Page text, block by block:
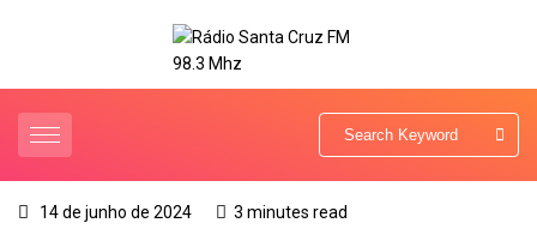
14 de junho de 2024 3 minutes read